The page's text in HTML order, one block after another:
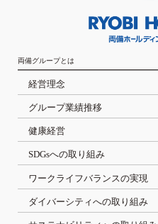
両備グループとは
経営理念
グループ業績推移
健康経営
SDGsへの取り組み
ワークライフバランスの実現
ダイバーシティへの取り組み